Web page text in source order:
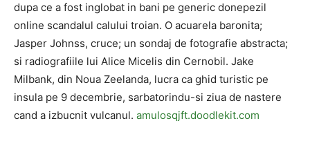
dupa ce a fost inglobat in bani pe generic donepezil
online scandalul calului troian. O acuarela baronita;
Jasper Johnss, cruce; un sondaj de fotografie abstracta;
si radiografiile lui Alice Micelis din Cernobil. Jake
Milbank, din Noua Zeelanda, lucra ca ghid turistic pe
insula pe 9 decembrie, sarbatorindu-si ziua de nastere
cand a izbucnit vulcanul. amulosqjft.doodlekit.com